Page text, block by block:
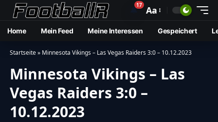
🔔17 Aa
Home Mein Feed Meine Interessen Gespeichert
Startseite» Minnesota Vikings – Las Vegas Raiders 3:0 – 10.12.2023
Minnesota Vikings – Las
Vegas Raiders 3:0 –
10.12.2023